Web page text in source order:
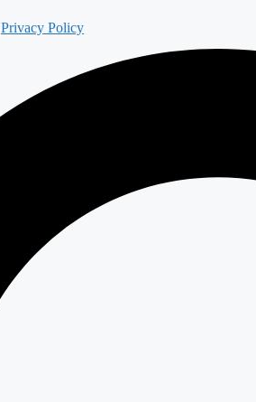
Privacy Policy